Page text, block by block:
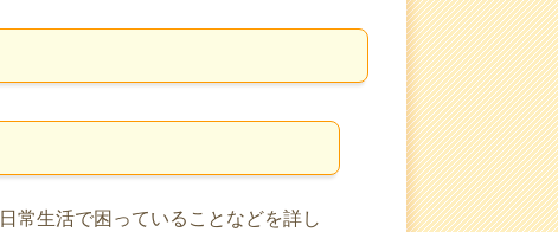
常生活で困っていることなどを詳し